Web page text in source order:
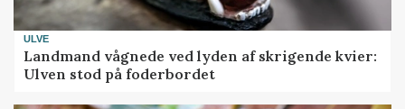
ULVE
Landmand vågnede ved lyden af skrigende kvier:
Ulven stod på foderbordet